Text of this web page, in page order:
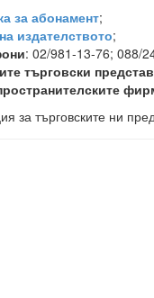
за абонамент;
издателството;
: 02/981-13-76; 088/
търговски
за търговските ни